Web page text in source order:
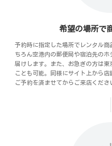
希望の場所で
予約時に指定した場所でレンタル
ちろん空港内の郵便局や宿泊先の
届けします。また、お急ぎの方は
ことも可能。同様にサイト上から
ご予約を済ませてからご来店くださ